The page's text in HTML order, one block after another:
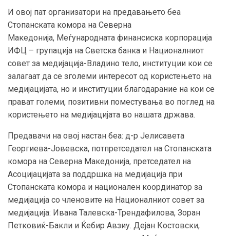
И овој пат организатори на предавањето беа
Стопанската комора на Северна
Мaкедонија, Меѓународната финансиска корпорација
ИФЦ – групација на Светска банка и Националниот
совет за медијација-Владино тело, институции кои се
залагаат да се зголеми интересот од користењето на
медијацијата, но и институции благодарание на кои се
прават големи, позитивни поместувања во поглед на
користењето на медијацијата во нашата држава.
Предавачи на овој настан беа: д-р Јелисавета
Георгиева-Јовевска, потпретседател на Стопанската
комора на Северна Македонија, претседател на
Асоцијацијата за поддршка на медијација при
Стопанската комора и национален координатор за
медијација со членовите на Националниот совет за
медијација: Ивана Талевска-Трендафилова, Зоран
Петковиќ-Бакли и Ќебир Авзиу. Дејан Костовски,